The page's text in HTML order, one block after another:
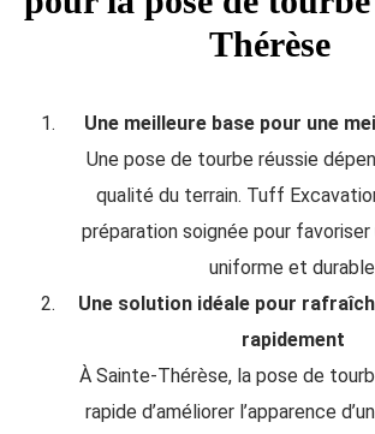
Thérèse
Une meilleure base pour une
Une pose de tourbe réussie
qualité du terrain. Tuff
préparation soignée pour
uniforme et
Une solution idéale pour
rapidement
À Sainte-Thérèse, la pose de
rapide d’améliorer l’apparence